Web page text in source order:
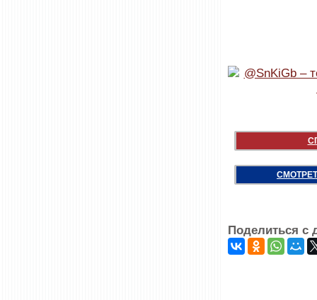
Поделиться с